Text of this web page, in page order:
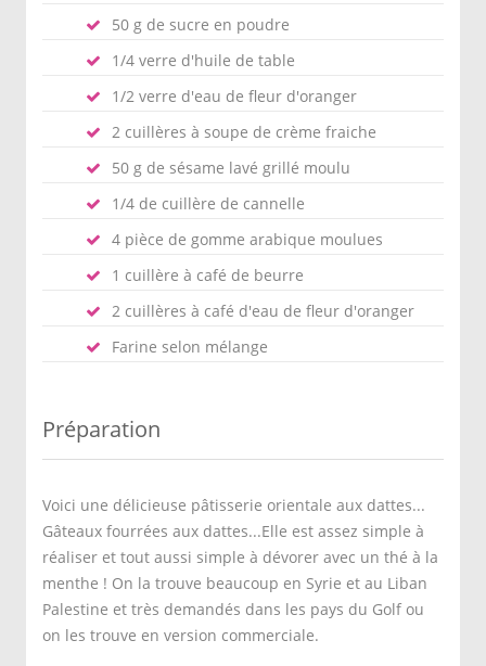
50 g de sucre en poudre
1/4 verre d'huile de table
1/2 verre d'eau de fleur d'oranger
2 cuillères à soupe de crème fraiche
50 g de sésame lavé grillé moulu
1/4 de cuillère de cannelle
4 pièce de gomme arabique moulues
1 cuillère à café de beurre
2 cuillères à café d'eau de fleur d'oranger
Farine selon mélange
Préparation
Voici une délicieuse pâtisserie orientale aux dattes...
Gâteaux fourrées aux dattes...Elle est assez simple à
réaliser et tout aussi simple à dévorer avec un thé à la
menthe ! On la trouve beaucoup en Syrie et au Liban
Palestine et très demandés dans les pays du Golf ou
on les trouve en version commerciale.